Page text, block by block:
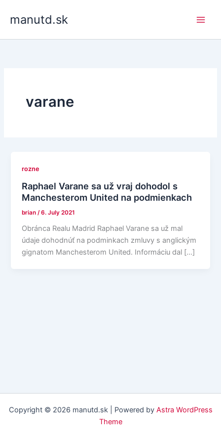
manutd.sk
varane
rozne
Raphael Varane sa už vraj dohodol s
Manchesterom United na podmienkach
brian /6. July 2021
Obránca Realu Madrid Raphael Varane sa už mal
údaje dohodnúť na podminkach zmluvy s anglickým
gignatom Manchesterom United. Informáciu dal […]
Copyright © 2026 manutd.sk | Powered by Astra WordPress
Theme